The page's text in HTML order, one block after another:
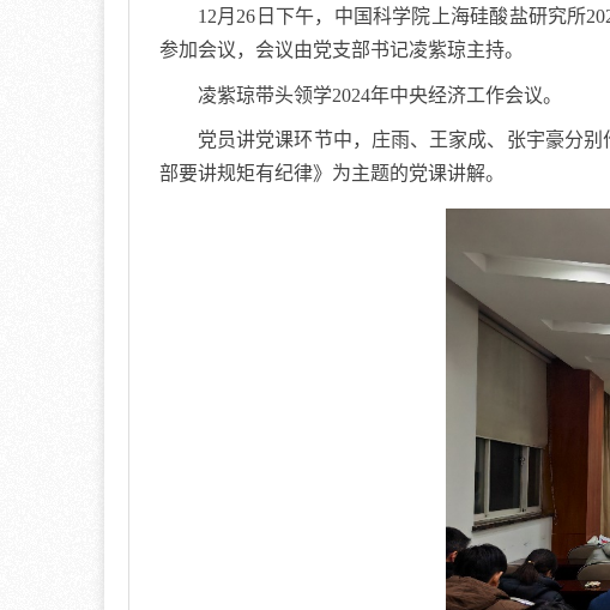
12月 26 日下午，中国科学院上海硅酸盐研究所
参加会议，会议由党支部书记凌紫琼主持。
凌紫琼带头领学2024年中央经济工作会议。
党员讲党课环节中，庄雨、王家成、张宇豪分
部要讲规矩有纪律》为主题的党课讲解。